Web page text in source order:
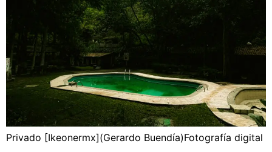
Privado [Ikeonermx](Gerardo Buendía)Fotografía digital